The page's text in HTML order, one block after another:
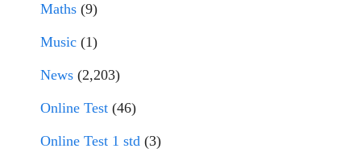
Maths (9)
Music (1)
News (2,203)
Online Test (46)
Online Test 1 std (3)